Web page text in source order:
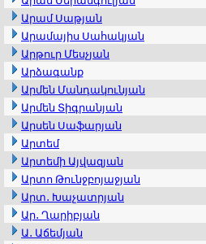
Արամ Սաթյան
Արամայիս Սահակյան
Արթուր Մեսչյան
Արձագանք
Արմեն Մանդակունյան
Արմեն Տիգրանյան
Արսեն Սաֆարյան
Արտեմ
Արտեմի Այվազյան
Արտո Թունջբոյաջյան
Արտ․ Խաչատրյան
Ար․ Ղարիբյան
Ա․ Աճեմյան